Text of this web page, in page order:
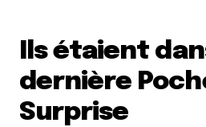
Ils étaient
dernière
Surprise